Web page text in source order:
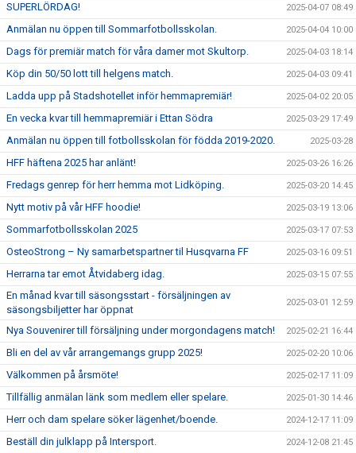
SUPERLÖRDAG! 2025-04-07 08:49
Anmälan nu öppen till Sommarfotbollsskolan. 2025-04-04 10:00
Dags för premiär match för våra damer mot Skultorp. 2025-04-03 18:14
Köp din 50/50 lott till helgens match. 2025-04-03 09:41
Ladda upp på Stadshotellet inför hemmapremiär! 2025-04-02 20:05
En vecka kvar till hemmapremiär i Ettan Södra 2025-03-29 17:49
Anmälan nu öppen till fotbollsskolan för födda 2019-2020. 2025-03-28
HFF häftena 2025 har anlänt! 2025-03-26 16:26
Fredags genrep för herr hemma mot Lidköping. 2025-03-20 14:45
Nytt motiv på vår HFF hoodie! 2025-03-19 13:06
Sommarfotbollsskolan 2025 2025-03-17 07:53
OsteoStrong – Ny samarbetspartner til Husqvarna FF 2025-03-16 09:51
Herrarna tar emot Åtvidaberg idag. 2025-03-15 07:55
En månad kvar till säsongsstart - försäljningen av
säsongsbiljetter har öppnat
2025-03-01 12:59
Nya Souvenirer till försäljning under morgondagens match! 2025-02-21 16:44
Bli en del av vår arrangemangs grupp 2025! 2025-02-20 10:06
Välkommen på årsmöte! 2025-02-17 11:09
Tillfällig anmälan länk som medlem eller spelare. 2025-01-30 14:46
Herr och dam spelare söker lägenhet/boende. 2024-12-17 11:09
Beställ din julklapp på Intersport. 2024-12-08 21:45